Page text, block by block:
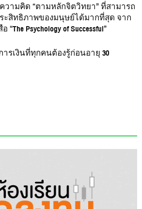
วามคิด “ตามหลักจิตวิทยา” ที่สามารถ
ะสิทธิภาพของมนุษย์ได้มากที่สุด จาก
“The Psychology of Successful”
ารเงินที่ทุกคนต้องรู้ก่อนอายุ 30